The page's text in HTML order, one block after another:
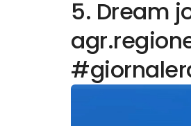
5. Dream